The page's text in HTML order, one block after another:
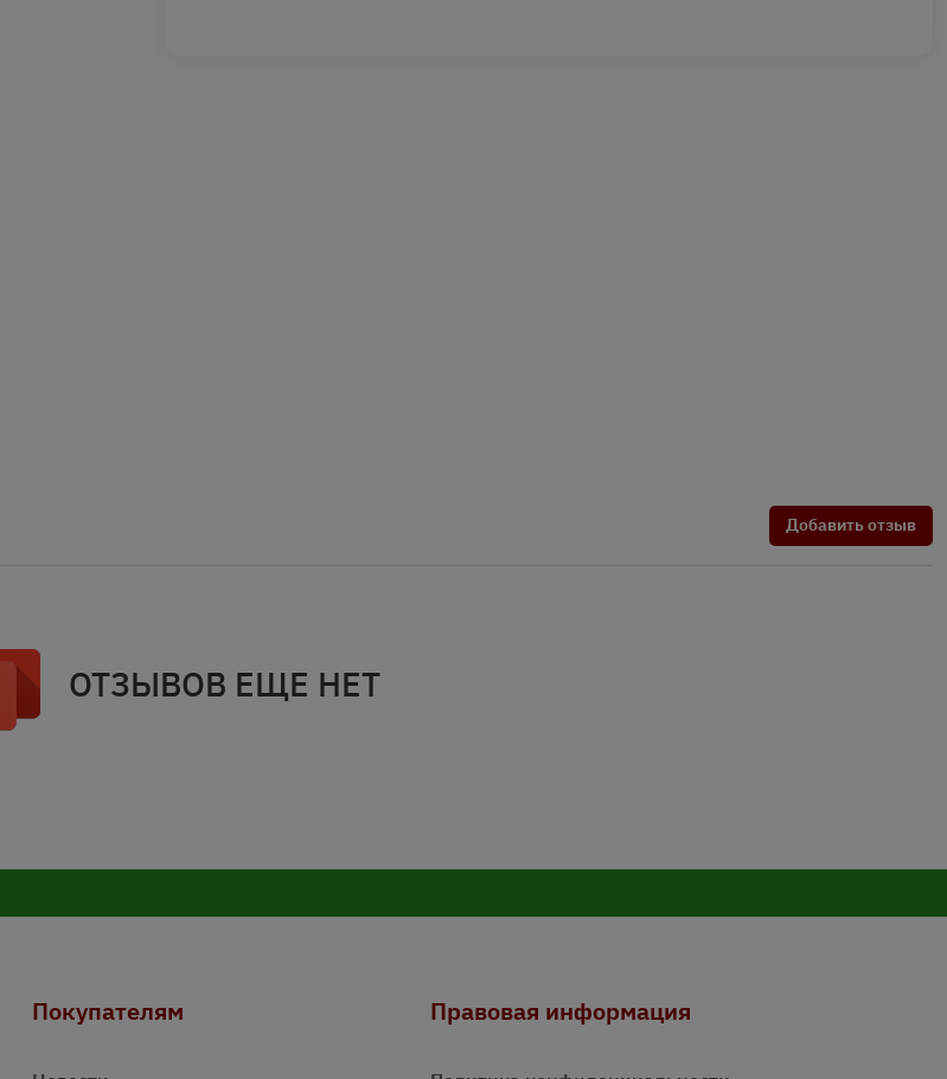
Добавить отзыв
ОТЗЫВОВ ЕЩЕ НЕТ
Покупателям Правовая информация